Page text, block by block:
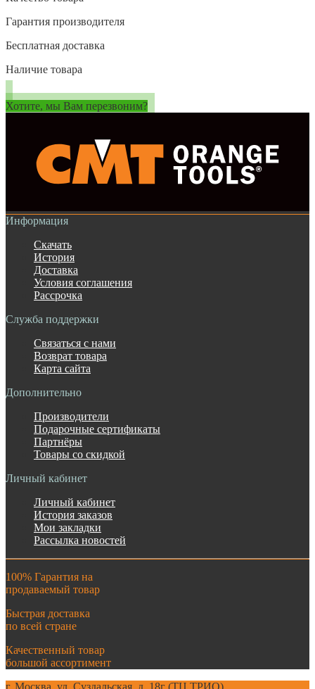
Гарантия производителя
Бесплатная доставка
Наличие товара
Хотите, мы Вам перезвоним?
Информация
Скачать
История
Доставка
Условия соглашения
Рассрочка
Служба поддержки
Связаться с нами
Возврат товара
Карта сайта
Дополнительно
Производители
Подарочные сертификаты
Партнёры
Товары со скидкой
Личный кабинет
Личный кабинет
История заказов
Мои закладки
Рассылка новостей
100% Гарантия на
продаваемый товар
Быстрая доставка
по всей стране
Качественный товар
большой ассортимент
г. Москва. ул. Суздальская, д. 18г (ТЦ ТРИО)